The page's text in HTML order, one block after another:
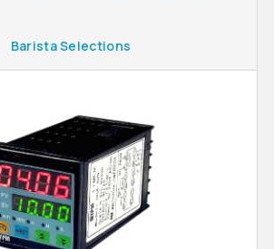
Barista Selections